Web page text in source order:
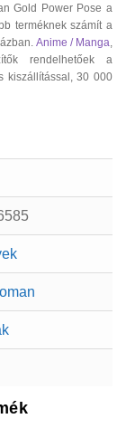
Gold Power Pose a
terméknek számít a
Anime / Manga
rendelhetőek a
kiszállítással, 30 000